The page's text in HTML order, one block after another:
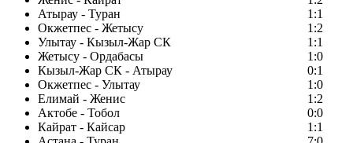
Атырау - Туран
1:1
Окжетпес - Жетысу
1:2
Улытау - Кызыл-Жар СК
1:1
Жетысу - Ордабасы
1:0
Кызыл-Жар СК - Атырау
0:1
Окжетпес - Улытау
1:0
Елимай - Женис
1:2
Актобе - Тобол
0:0
Кайрат - Кайсар
1:1